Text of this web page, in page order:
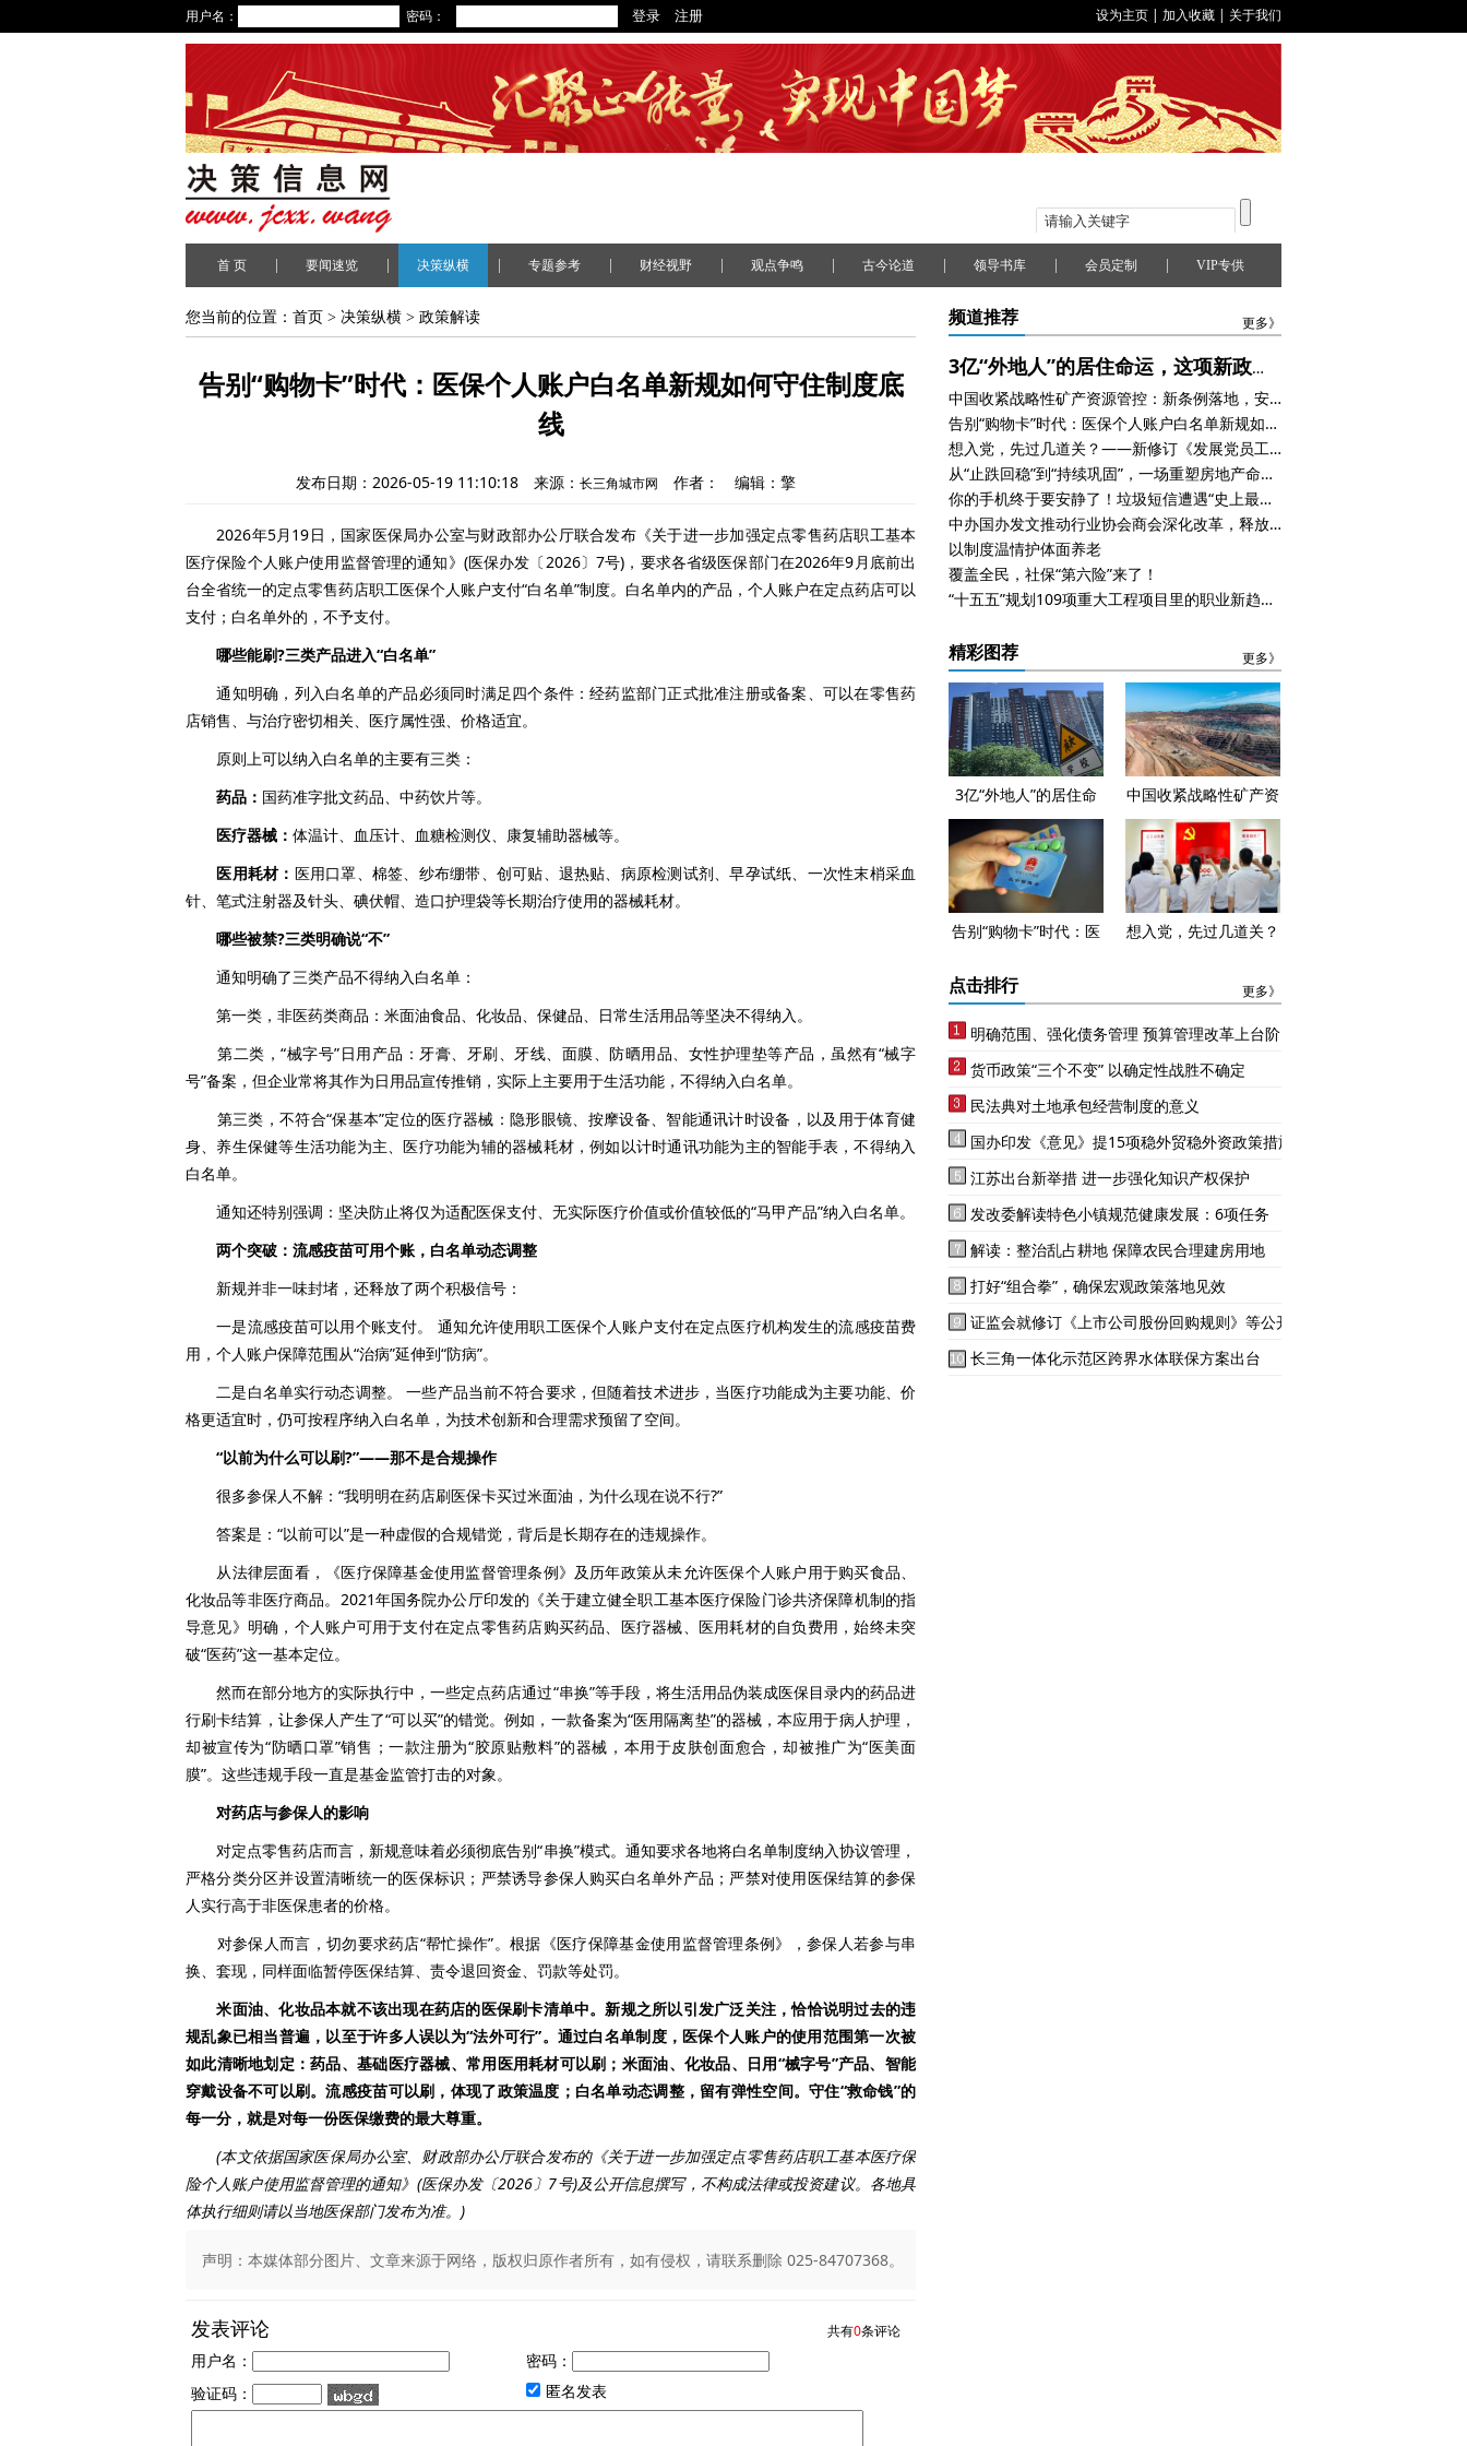
用户名： 密码： 设为主页 | 加入收藏 | 关于我们
首 页 要闻速览 决策纵横 专题参考 财经视野 观点争鸣 古今论道 领导书库 会员定制 VIP专供
您当前的位置： 首页 > 决策纵横 > 政策解读
告别“购物卡”时代：医保个人账户白名单新规如何守住制度底
线
发布日期：2026-05-19 11:10:18 来源： 长三角城市网 作者： 编辑：擎
2026年5月19日，国家医保局办公室与财政部办公厅联合发布《关于进一步加强定点零售药店职工基本
医疗保险个人账户使用监督管理的通知》(医保办发〔2026〕7号)，要求各省级医保部门在2026年9月底前出
台全省统一的定点零售药店职工医保个人账户支付“白名单”制度。白名单内的产品，个人账户在定点药店可以
支付；白名单外的，不予支付。
哪些能刷?三类产品进入“白名单”
通知明确，列入白名单的产品必须同时满足四个条件：经药监部门正式批准注册或备案、可以在零售药
店销售、与治疗密切相关、医疗属性强、价格适宜。
原则上可以纳入白名单的主要有三类：
药品： 国药准字批文药品、中药饮片等。
医疗器械： 体温计、血压计、血糖检测仪、康复辅助器械等。
医用耗材： 医用口罩、棉签、纱布绷带、创可贴、退热贴、病原检测试剂、早孕试纸、一次性末梢采血
针、笔式注射器及针头、碘伏帽、造口护理袋等长期治疗使用的器械耗材。
哪些被禁?三类明确说“不”
通知明确了三类产品不得纳入白名单：
第一类，非医药类商品：米面油食品、化妆品、保健品、日常生活用品等坚决不得纳入。
第二类，“械字号”日用产品：牙膏、牙刷、牙线、面膜、防晒用品、女性护理垫等产品，虽然有“械字
号”备案，但企业常将其作为日用品宣传推销，实际上主要用于生活功能，不得纳入白名单。
第三类，不符合“保基本”定位的医疗器械：隐形眼镜、按摩设备、智能通讯计时设备，以及用于体育健
身、养生保健等生活功能为主、医疗功能为辅的器械耗材，例如以计时通讯功能为主的智能手表，不得纳入
白名单。
通知还特别强调：坚决防止将仅为适配医保支付、无实际医疗价值或价值较低的“马甲产品”纳入白名单。
两个突破：流感疫苗可用个账，白名单动态调整
新规并非一味封堵，还释放了两个积极信号：
一是流感疫苗可以用个账支付。 通知允许使用职工医保个人账户支付在定点医疗机构发生的流感疫苗费
用，个人账户保障范围从“治病”延伸到“防病”。
二是白名单实行动态调整。 一些产品当前不符合要求，但随着技术进步，当医疗功能成为主要功能、价
格更适宜时，仍可按程序纳入白名单，为技术创新和合理需求预留了空间。
“以前为什么可以刷?”——那不是合规操作
很多参保人不解：“我明明在药店刷医保卡买过米面油，为什么现在说不行?”
答案是：“以前可以”是一种虚假的合规错觉，背后是长期存在的违规操作。
从法律层面看，《医疗保障基金使用监督管理条例》及历年政策从未允许医保个人账户用于购买食品、
化妆品等非医疗商品。2021年国务院办公厅印发的《关于建立健全职工基本医疗保险门诊共济保障机制的指
导意见》明确，个人账户可用于支付在定点零售药店购买药品、医疗器械、医用耗材的自负费用，始终未突
破“医药”这一基本定位。
然而在部分地方的实际执行中，一些定点药店通过“串换”等手段，将生活用品伪装成医保目录内的药品进
行刷卡结算，让参保人产生了“可以买”的错觉。例如，一款备案为“医用隔离垫”的器械，本应用于病人护理，
却被宣传为“防晒口罩”销售；一款注册为“胶原贴敷料”的器械，本用于皮肤创面愈合，却被推广为“医美面
膜”。这些违规手段一直是基金监管打击的对象。
对药店与参保人的影响
对定点零售药店而言，新规意味着必须彻底告别“串换”模式。通知要求各地将白名单制度纳入协议管理，
严格分类分区并设置清晰统一的医保标识；严禁诱导参保人购买白名单外产品；严禁对使用医保结算的参保
人实行高于非医保患者的价格。
对参保人而言，切勿要求药店“帮忙操作”。根据《医疗保障基金使用监督管理条例》，参保人若参与串
换、套现，同样面临暂停医保结算、责令退回资金、罚款等处罚。
米面油、化妆品本就不该出现在药店的医保刷卡清单中。新规之所以引发广泛关注，恰恰说明过去的违
规乱象已相当普遍，以至于许多人误以为“法外可行”。通过白名单制度，医保个人账户的使用范围第一次被
如此清晰地划定：药品、基础医疗器械、常用医用耗材可以刷；米面油、化妆品、日用“械字号”产品、智能
穿戴设备不可以刷。流感疫苗可以刷，体现了政策温度；白名单动态调整，留有弹性空间。守住“救命钱”的
每一分，就是对每一份医保缴费的最大尊重。
(本文依据国家医保局办公室、财政部办公厅联合发布的《关于进一步加强定点零售药店职工基本医疗保
险个人账户使用监督管理的通知》(医保办发〔2026〕7号)及公开信息撰写，不构成法律或投资建议。各地具
体执行细则请以当地医保部门发布为准。)
声明：本媒体部分图片、文章来源于网络，版权归原作者所有，如有侵权，请联系删除 025-84707368。
发表评论 共有0条评论
用户名：
密码：
验证码：
匿名发表
频道推荐 更多》
3亿“外地人”的居住命运，这项新政真的能改变吗？
中国收紧战略性矿产资源管控：新条例落地，安全与发展并重
告别“购物卡”时代：医保个人账户白名单新规如何守住制度底线
想入党，先过几道关？——新修订《发展党员工作细则》如何影响公职人员
从“止跌回稳”到“持续巩固”，一场重塑房地产命运的结构性变局正在展开
你的手机终于要安静了！垃圾短信遭遇“史上最严”绞杀
中办国办发文推动行业协会商会深化改革，释放了什么信号？
以制度温情护体面养老
覆盖全民，社保“第六险”来了！
“十五五”规划109项重大工程项目里的职业新趋势新空间
精彩图荐 更多》
3亿“外地人”的居住命
运，这项新政真的能改
变吗？
中国收紧战略性矿产资
源管控：新条例落地，
安全与发展并重
告别“购物卡”时代：医
如何守住制度底线
想入党，先过几道关？
工作细则》如何影响公
点击排行 更多》
明确范围、强化债务管理 预算管理改革上台阶
货币政策“三个不变” 以确定性战胜不确定
民法典对土地承包经营制度的意义
国办印发《意见》提15项稳外贸稳外资政策措施
江苏出台新举措 进一步强化知识产权保护
发改委解读特色小镇规范健康发展：6项任务
解读：整治乱占耕地 保障农民合理建房用地
打好“组合拳”，确保宏观政策落地见效
长三角一体化示范区跨界水体联保方案出台